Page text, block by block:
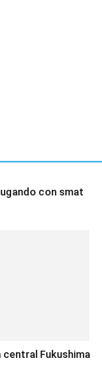
con smat
central Fukushima